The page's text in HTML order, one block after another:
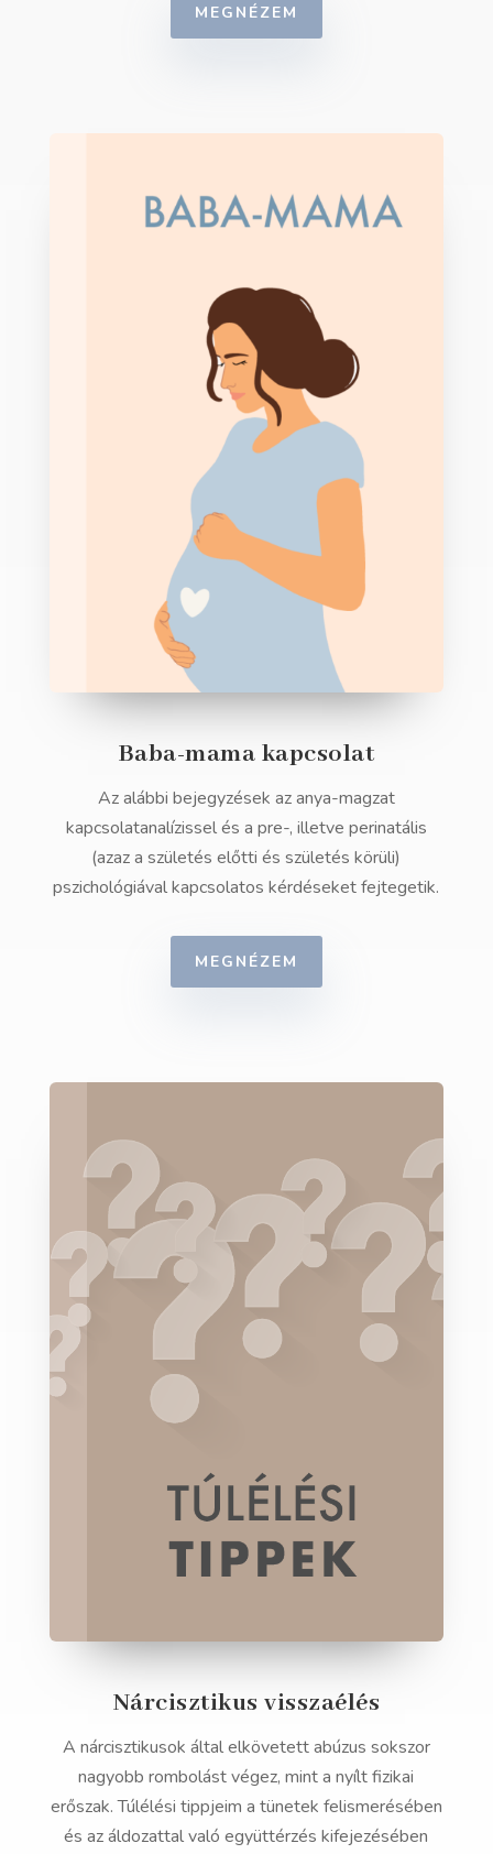
MEGNÉZEM
Baba-mama kapcsolat
Az alábbi bejegyzések az anya-magzat
kapcsolatanalízissel és a pre-, illetve perinatális
(azaz a születés előtti és születés körüli)
pszichológiával kapcsolatos kérdéseket fejtegetik.
MEGNÉZEM
Nárcisztikus visszaélés
A nárcisztikusok által elkövetett abúzus sokszor
nagyobb rombolást végez, mint a nyílt fizikai
erőszak. Túlélési tippjeim a tünetek felismerésében
és az áldozattal való együttérzés kifejezésében